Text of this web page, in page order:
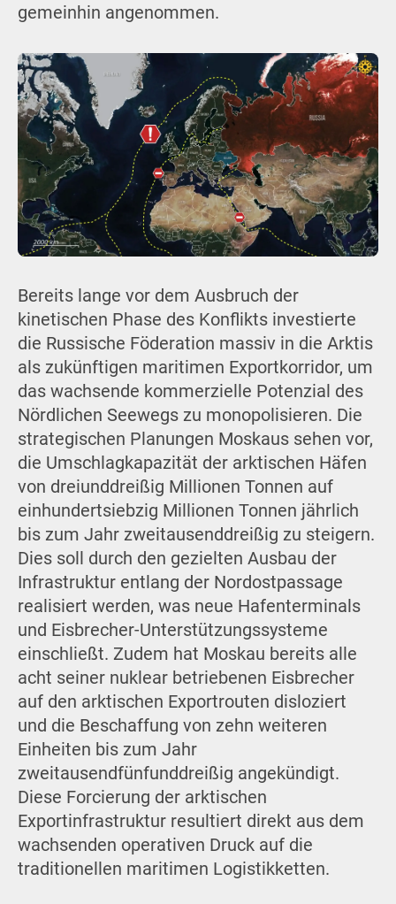
gemeinhin angenommen.
Bereits lange vor dem Ausbruch der
kinetischen Phase des Konflikts investierte
die Russische Föderation massiv in die Arktis
als zukünftigen maritimen Exportkorridor, um
das wachsende kommerzielle Potenzial des
Nördlichen Seewegs zu monopolisieren. Die
strategischen Planungen Moskaus sehen vor,
die Umschlagkapazität der arktischen Häfen
von dreiunddreißig Millionen Tonnen auf
einhundertsiebzig Millionen Tonnen jährlich
bis zum Jahr zweitausenddreißig zu steigern.
Dies soll durch den gezielten Ausbau der
Infrastruktur entlang der Nordostpassage
realisiert werden, was neue Hafenterminals
und Eisbrecher-Unterstützungssysteme
einschließt. Zudem hat Moskau bereits alle
acht seiner nuklear betriebenen Eisbrecher
auf den arktischen Exportrouten disloziert
und die Beschaffung von zehn weiteren
Einheiten bis zum Jahr
zweitausendfünfunddreißig angekündigt.
Diese Forcierung der arktischen
Exportinfrastruktur resultiert direkt aus dem
wachsenden operativen Druck auf die
traditionellen maritimen Logistikketten.